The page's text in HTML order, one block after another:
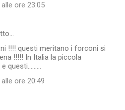
ore 23:05
!!!! questi meritano i forconi si
!!!!! In Italia la piccola
questi.........
ore 20:49